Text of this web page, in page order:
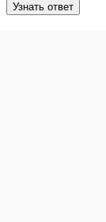
Узнать ответ